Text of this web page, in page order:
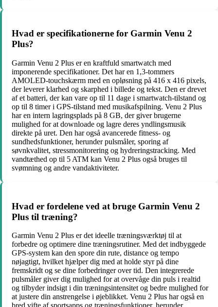
Hvad er specifikationerne for Garmin Venu 2
Plus?
Garmin Venu 2 Plus er en kraftfuld smartwatch med
imponerende specifikationer. Det har en 1,3-tommers
AMOLED-touchskærm med en opløsning på 416 x 416 pixels,
der leverer klarhed og skarphed i billede og tekst. Den er drevet
af et batteri, der kan vare op til 11 dage i smartwatch-tilstand og
op til 8 timer i GPS-tilstand med musikafspilning. Venu 2 Plus
har en intern lagringsplads på 8 GB, der giver brugerne
mulighed for at downloade og lagre deres yndlingsmusik
direkte på uret. Den har også avancerede fitness- og
sundhedsfunktioner, herunder pulsmåler, sporing af
søvnkvalitet, stressmonitorering og hydreringstracking. Med
vandtæthed op til 5 ATM kan Venu 2 Plus også bruges til
svømning og andre vandaktiviteter.
Hvad er fordelene ved at bruge Garmin Venu 2
Plus til træning?
Garmin Venu 2 Plus er det ideelle træningsværktøj til at
forbedre og optimere dine træningsrutiner. Med det indbyggede
GPS-system kan den spore din rute, distance og tempo
nøjagtigt, hvilket hjælper dig med at holde styr på dine
fremskridt og se dine forbedringer over tid. Den integrerede
pulsmåler giver dig mulighed for at overvåge din puls i realtid
og tilbyder indsigt i din træningsintensitet og bedre mulighed for
at justere din anstrengelse i øjeblikket. Venu 2 Plus har også en